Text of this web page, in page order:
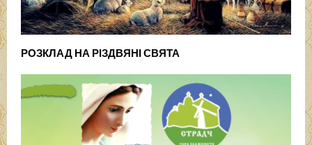
РОЗКЛАД НА РІЗДВЯНІ СВЯТА